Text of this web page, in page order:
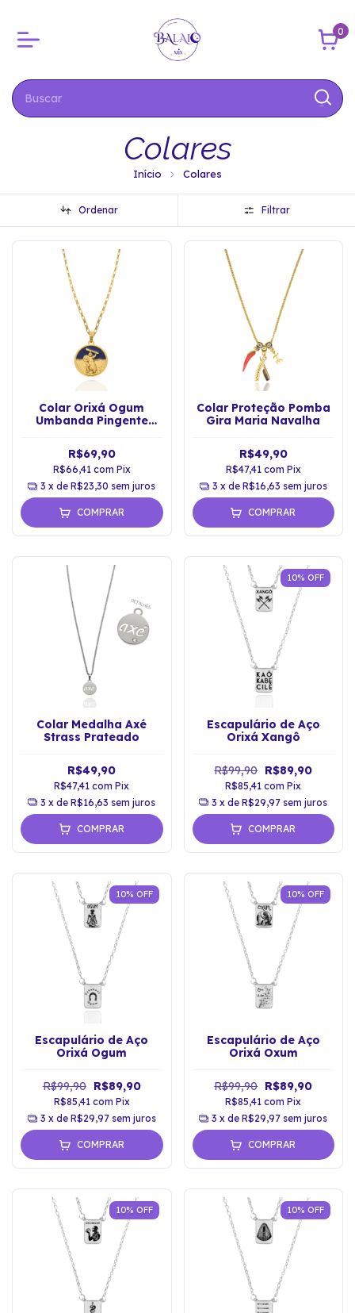
0
Colares
Início Colares
Ordenar Filtrar
Colar Orixá Ogum
Umbanda Pingente
R$69,90
R$66,41 com Pix
3 x deR$23,30 sem juros
COMPRAR
Colar Proteção Pomba
Gira Maria Navalha
R$49,90
R$47,41 com Pix
3 x de R$16,63 sem juros
COMPRAR
Colar Medalha Axé
Strass Prateado
R$49,90
R$47,41com Pix
3 x deR$16,63 sem juros
COMPRAR
10% OFF
Escapulário de Aço
Orixá Xangô
R$99,90 R$89,90
R$85,41com Pix
3 x deR$29,97 sem juros
COMPRAR
10% OFF
Escapulário de Aço
Orixá Ogum
R$99,90 R$89,90
R$85,41 com Pix
3 x de R$29,97 sem juros
COMPRAR
10% OFF
Escapulário de Aço
Orixá Oxum
R$99,90 R$89,90
R$85,41com Pix
3 x deR$29,97 sem juros
COMPRAR
10% OFF 10% OFF